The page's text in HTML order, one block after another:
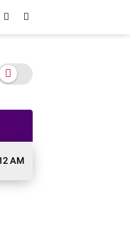
AM
ke Jalan Padang Lamo